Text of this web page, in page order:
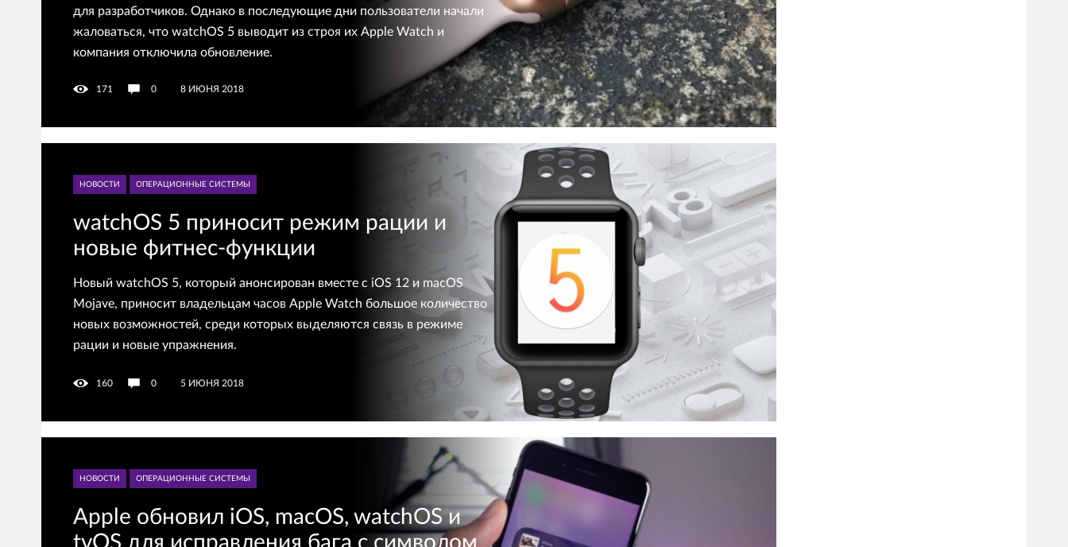
для разработчиков. Однако в последующие дни пользователи начали
жаловаться, что watchOS 5 выводит из строя их Apple Watch и
компания отключила обновление.
171 0 8 ИЮНЯ 2018
НОВОСТИ ОПЕРАЦИОННЫЕ СИСТЕМЫ
watchOS 5 приносит режим рации и
новые фитнес-функции
Новый watchOS 5, который анонсирован вместе с iOS 12 и macOS
Mojave, приносит владельцам часов Apple Watch большое количество
новых возможностей, среди которых выделяются связь в режиме
рации и новые упражнения.
160 0 5 ИЮНЯ 2018
НОВОСТИ ОПЕРАЦИОННЫЕ СИСТЕМЫ
Apple обновил iOS, macOS, watchOS и
tvOS для исправления бага с символом